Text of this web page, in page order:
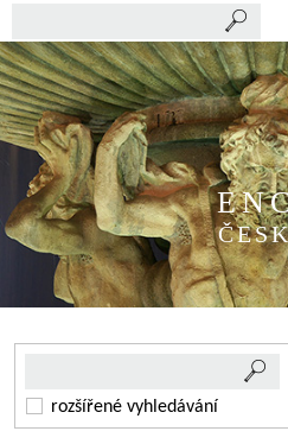
rozšířené vyhledávání